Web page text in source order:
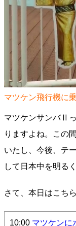
マツケン飛行機に
マツケンサンバⅡ
りますよね。この
いたし、今後、テ
して日本中を明る
さて、本日はこち
10:00 マツケンに